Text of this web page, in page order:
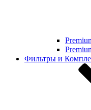
Фильтры и